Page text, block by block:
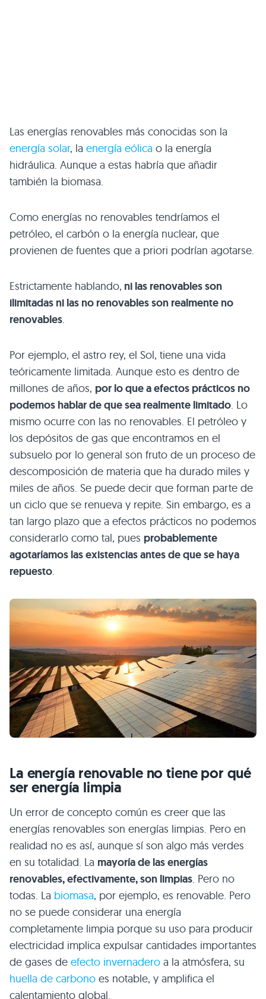
Las energías renovables más conocidas son la
energía solar, la energía eólica o la energía
hidráulica. Aunque a estas habría que añadir
también la biomasa.
Como energías no renovables tendríamos el
petróleo, el carbón o la energía nuclear, que
provienen de fuentes que a priori podrían agotarse.
Estrictamente hablando, ni las renovables son
ilimitadas ni las no renovables son realmente no
renovables.
Por ejemplo, el astro rey, el Sol, tiene una vida
teóricamente limitada. Aunque esto es dentro de
millones de años, por lo que a efectos prácticos no
podemos hablar de que sea realmente limitado. Lo
mismo ocurre con las no renovables. El petróleo y
los depósitos de gas que encontramos en el
subsuelo por lo general son fruto de un proceso de
descomposición de materia que ha durado miles y
miles de años. Se puede decir que forman parte de
un ciclo que se renueva y repite. Sin embargo, es a
tan largo plazo que a efectos prácticos no podemos
considerarlo como tal, pues probablemente
agotaríamos las existencias antes de que se haya
repuesto.
La energía renovable no tiene por qué
ser energía limpia
Un error de concepto común es creer que las
energías renovables son energías limpias. Pero en
realidad no es así, aunque sí son algo más verdes
en su totalidad. La mayoría de las energías
renovables, efectivamente, son limpias. Pero no
todas. La biomasa, por ejemplo, es renovable. Pero
no se puede considerar una energía
completamente limpia porque su uso para producir
electricidad implica expulsar cantidades importantes
de gases de efecto invernadero a la atmósfera, su
huella de carbono es notable, y amplifica el
calentamiento global.